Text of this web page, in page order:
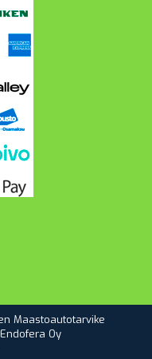
Maastoautotarvike
Endofera Oy